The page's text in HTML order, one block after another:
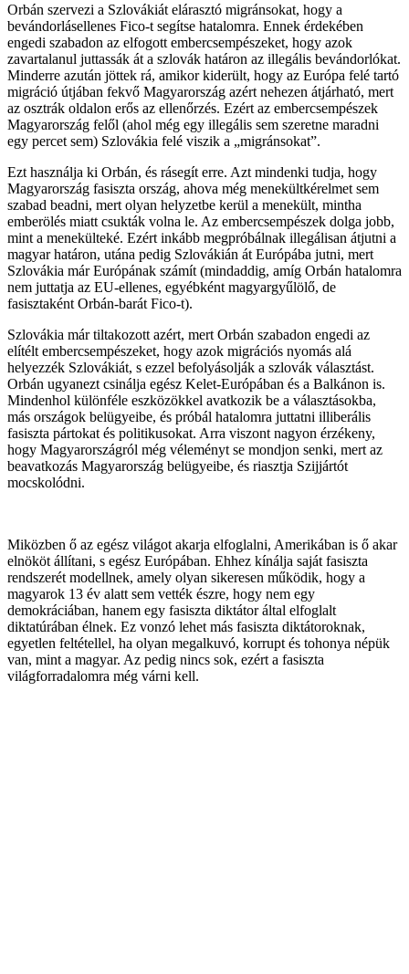
Orbán szervezi a Szlovákiát elárasztó migránsokat, hogy a
bevándorlásellenes Fico-t segítse hatalomra. Ennek érdekében
engedi szabadon az elfogott embercsempészeket, hogy azok
zavartalanul juttassák át a szlovák határon az illegális bevándorlókat.
Minderre azután jöttek rá, amikor kiderült, hogy az Európa felé tartó
migráció útjában fekvő Magyarország azért nehezen átjárható, mert
az osztrák oldalon erős az ellenőrzés. Ezért az embercsempészek
Magyarország felől (ahol még egy illegális sem szeretne maradni
egy percet sem) Szlovákia felé viszik a „migránsokat”.
Ezt használja ki Orbán, és rásegít erre. Azt mindenki tudja, hogy
Magyarország fasiszta ország, ahova még menekültkérelmet sem
szabad beadni, mert olyan helyzetbe kerül a menekült, mintha
emberölés miatt csukták volna le. Az embercsempészek dolga jobb,
mint a menekülteké. Ezért inkább megpróbálnak illegálisan átjutni a
magyar határon, utána pedig Szlovákián át Európába jutni, mert
Szlovákia már Európának számít (mindaddig, amíg Orbán hatalomra
nem juttatja az EU-ellenes, egyébként magyargyűlölő, de
fasisztaként Orbán-barát Fico-t).
Szlovákia már tiltakozott azért, mert Orbán szabadon engedi az
elítélt embercsempészeket, hogy azok migrációs nyomás alá
helyezzék Szlovákiát, s ezzel befolyásolják a szlovák választást.
Orbán ugyanezt csinálja egész Kelet-Európában és a Balkánon is.
Mindenhol különféle eszközökkel avatkozik be a választásokba,
más országok belügyeibe, és próbál hatalomra juttatni illiberális
fasiszta pártokat és politikusokat. Arra viszont nagyon érzékeny,
hogy Magyarországról még véleményt se mondjon senki, mert az
beavatkozás Magyarország belügyeibe, és riasztja Szijjártót
mocskolódni.
Miközben ő az egész világot akarja elfoglalni, Amerikában is ő akar
elnököt állítani, s egész Európában. Ehhez kínálja saját fasiszta
rendszerét modellnek, amely olyan sikeresen működik, hogy a
magyarok 13 év alatt sem vették észre, hogy nem egy
demokráciában, hanem egy fasiszta diktátor által elfoglalt
diktatúrában élnek. Ez vonzó lehet más fasiszta diktátoroknak,
egyetlen feltétellel, ha olyan megalkuvó, korrupt és tohonya népük
van, mint a magyar. Az pedig nincs sok, ezért a fasiszta
világforradalomra még várni kell.